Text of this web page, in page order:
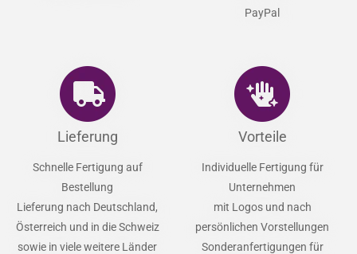
PayPal
Lieferung
Schnelle Fertigung auf
Bestellung
Lieferung nach Deutschland,
Österreich und in die Schweiz
sowie in viele weitere Länder
Vorteile
Individuelle Fertigung für
Unternehmen
mit Logos und nach
persönlichen Vorstellungen
Sonderanfertigungen für